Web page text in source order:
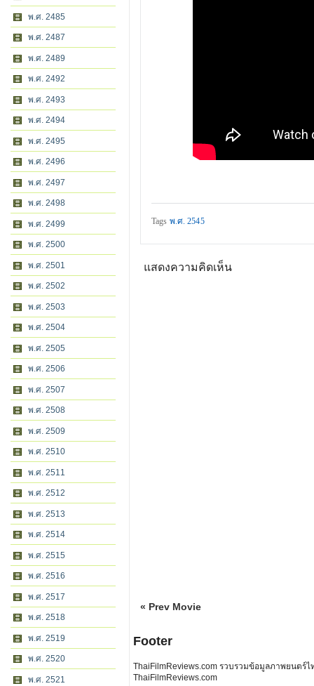
พ.ศ. 2485
พ.ศ. 2487
พ.ศ. 2489
พ.ศ. 2492
พ.ศ. 2493
พ.ศ. 2494
พ.ศ. 2495
พ.ศ. 2496
พ.ศ. 2497
พ.ศ. 2498
พ.ศ. 2499
พ.ศ. 2500
พ.ศ. 2501
พ.ศ. 2502
พ.ศ. 2503
พ.ศ. 2504
พ.ศ. 2505
พ.ศ. 2506
พ.ศ. 2507
พ.ศ. 2508
พ.ศ. 2509
พ.ศ. 2510
พ.ศ. 2511
พ.ศ. 2512
พ.ศ. 2513
พ.ศ. 2514
พ.ศ. 2515
พ.ศ. 2516
พ.ศ. 2517
พ.ศ. 2518
พ.ศ. 2519
พ.ศ. 2520
พ.ศ. 2521
Tags พ.ศ. 2545
แสดงความคิดเห็น
« Prev Movie
Footer
ThaiFilmReviews.com รวบรวมข้อมูลภาพยนตร์
ThaiFilmReviews.com